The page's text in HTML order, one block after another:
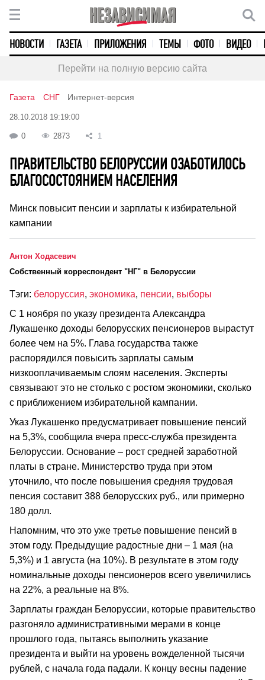
НОВОСТИ ГАЗЕТА ПРИЛОЖЕНИЯ ТЕМЫ ФОТО ВИДЕО
Перейти на полную версию сайта
Газета СНГ Интернет-версия
28.10.2018 19:19:00
0 2873 1
ПРАВИТЕЛЬСТВО БЕЛОРУССИИ ОЗАБОТИЛОСЬ
БЛАГОСОСТОЯНИЕМ НАСЕЛЕНИЯ
Минск повысит пенсии и зарплаты к избирательной
кампании
Антон Ходасевич
Cобственный корреспондент "НГ" в Белоруссии
Тэги: белоруссия, экономика, пенсии, выборы
С 1 ноября по указу президента Александра
Лукашенко доходы белорусских пенсионеров вырастут
более чем на 5%. Глава государства также
распорядился повысить зарплаты самым
низкооплачиваемым слоям населения. Эксперты
связывают это не столько с ростом экономики, сколько
с приближением избирательной кампании.
Указ Лукашенко предусматривает повышение пенсий
на 5,3%, сообщила вчера пресс-служба президента
Белоруссии. Основание – рост средней заработной
платы в стране. Министерство труда при этом
уточнило, что после повышения средняя трудовая
пенсия составит 388 белорусских руб., или примерно
180 долл.
Напомним, что это уже третье повышение пенсий в
этом году. Предыдущие радостные дни – 1 мая (на
5,3%) и 1 августа (на 10%). В результате в этом году
номинальные доходы пенсионеров всего увеличились
на 22%, а реальные на 8%.
Зарплаты граждан Белоруссии, которые правительство
разгоняло административными мерами в конце
прошлого года, пытаясь выполнить указание
президента и выйти на уровень вожделенной тысячи
рублей, с начала года падали. К концу весны падение